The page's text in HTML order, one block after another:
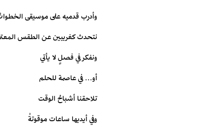
وأدرب قدميه على موسيقى
نتحدث كغريبين عن الطقس
ونفكر في فصلٍ لا يأتي
أو... في عاصمة للحلم
تلاحقنا أشباحُ الوقت
وفي أيديها ساعات موقوتةْ